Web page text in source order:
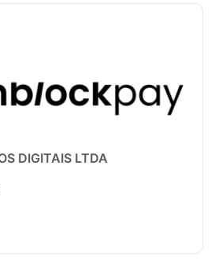
DIGITAIS LTDA